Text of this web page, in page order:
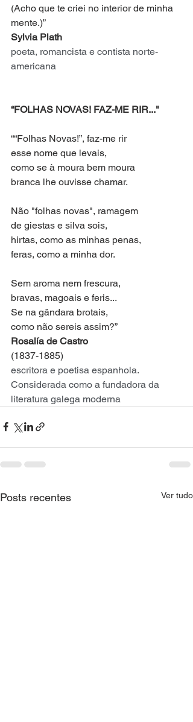
(Acho que te criei no interior de minha
mente.)”
Sylvia Plath
poeta, romancista e contista norte-
americana
“FOLHAS NOVAS! FAZ-ME RIR..."
““Folhas Novas!”, faz-me rir
esse nome que levais,
como se à moura bem moura
branca lhe ouvisse chamar.
Não "folhas novas", ramagem
de giestas e silva sois,
hirtas, como as minhas penas,
feras, como a minha dor.
Sem aroma nem frescura,
bravas, magoais e feris...
Se na gândara brotais,
como não sereis assim?”
Rosalía de Castro
(1837-1885)
escritora e poetisa espanhola.
Considerada como a fundadora da
literatura galega moderna
Posts recentes Ver tudo